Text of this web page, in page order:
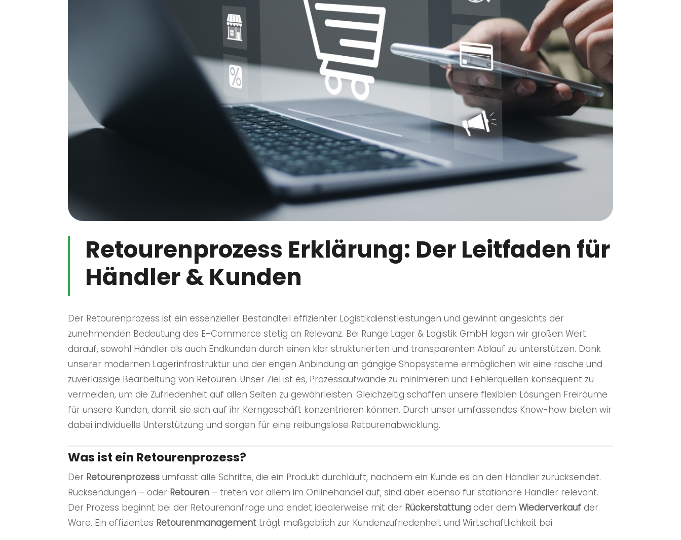
Retourenprozess Erklärung: Der Leitfaden für
Händler & Kunden
Der Retourenprozess ist ein essenzieller Bestandteil effizienter Logistikdienstleistungen und gewinnt angesichts der
zunehmenden Bedeutung des E-Commerce stetig an Relevanz. Bei Runge Lager & Logistik GmbH legen wir großen Wert
darauf, sowohl Händler als auch Endkunden durch einen klar strukturierten und transparenten Ablauf zu unterstützen. Dank
unserer modernen Lagerinfrastruktur und der engen Anbindung an gängige Shopsysteme ermöglichen wir eine rasche und
zuverlässige Bearbeitung von Retouren. Unser Ziel ist es, Prozessaufwände zu minimieren und Fehlerquellen konsequent zu
vermeiden, um die Zufriedenheit auf allen Seiten zu gewährleisten. Gleichzeitig schaffen unsere flexiblen Lösungen Freiräume
für unsere Kunden, damit sie sich auf ihr Kerngeschäft konzentrieren können. Durch unser umfassendes Know-how bieten wir
dabei individuelle Unterstützung und sorgen für eine reibungslose Retourenabwicklung.
Was ist ein Retourenprozess?
Der Retourenprozess umfasst alle Schritte, die ein Produkt durchläuft, nachdem ein Kunde es an den Händler zurücksendet.
Rücksendungen – oder Retouren – treten vor allem im Onlinehandel auf, sind aber ebenso für stationäre Händler relevant.
Der Prozess beginnt bei der Retourenanfrage und endet idealerweise mit der Rückerstattung oder demWiederverkauf der
Ware. Ein effizientes Retourenmanagement trägt maßgeblich zur Kundenzufriedenheit und Wirtschaftlichkeit bei.